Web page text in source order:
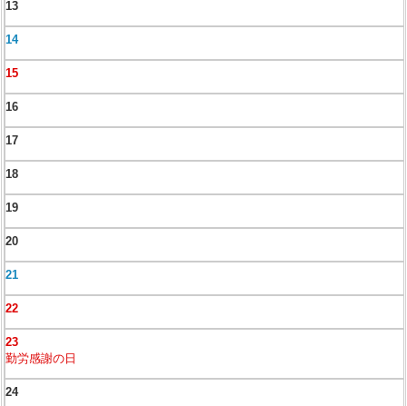
13
14
15
16
17
18
19
20
21
22
23
勤労感謝の日
24